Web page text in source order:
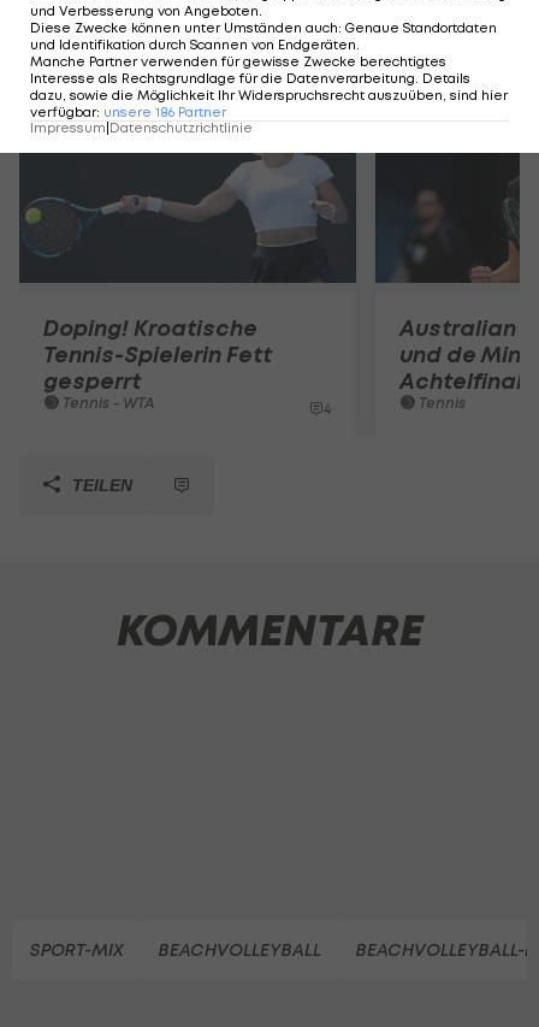
Mehr zum Thema
Doping! Kroatische
Tennis-Spielerin Fett
gesperrt
Tennis - WTA 4
Australian
und de
Tennis
TEILEN
KOMMENTARE
SPORT-MIX BEACHVOLLEYBALL BEACHVOLLEYBALL-
und Verbesserung von Angeboten
Diese Zwecke können unter Umständen auch: Genaue Standortdaten
und Identifikation durch Scannen von Endgeräten
Manche Partner verwenden für gewisse Zwecke berechtigtes
Interesse als Rechtsgrundlage für die Datenverarbeitung. Details
dazu, sowie die Möglichkeit Ihr Widerspruchsrecht auszuüben, sind hier
verfügbar: unsere 186 Partner
Impressum|Datenschutzrichtlinie